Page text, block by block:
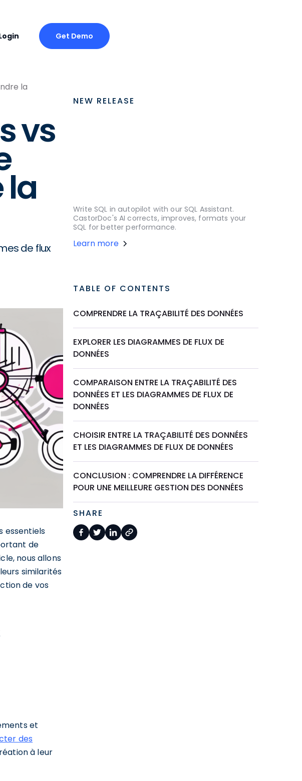
Get Demo
la
vs
la
de flux
essentiels
de
nous allons
similarités
de vos
et
des
à leur
NEW RELEASE
Write SQL in autopilot with our SQL Assistant.
CastorDoc's AI corrects, improves, formats your
SQL for better performance.
Learn more
TABLE OF CONTENTS
COMPRENDRE LA TRAÇABILITÉ DES DONNÉES
EXPLORER LES DIAGRAMMES DE FLUX DE
DONNÉES
COMPARAISON ENTRE LA TRAÇABILITÉ DES
DONNÉES ET LES DIAGRAMMES DE FLUX DE
DONNÉES
CHOISIR ENTRE LA TRAÇABILITÉ DES DONNÉES
ET LES DIAGRAMMES DE FLUX DE DONNÉES
CONCLUSION : COMPRENDRE LA DIFFÉRENCE
POUR UNE MEILLEURE GESTION DES DONNÉES
SHARE